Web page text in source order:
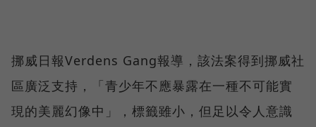
挪威日報Verdens Gang報導，該法案得到挪威社
區廣泛支持，「青少年不應暴露在一種不可能實
現的美麗幻像中」，標籤雖小，但足以令人意識